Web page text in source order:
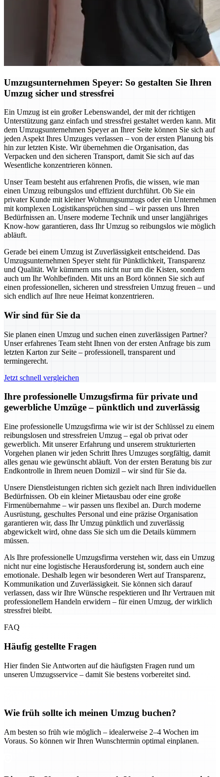
Umzugsunternehmen Speyer: So gestalten Sie Ihren
Umzug sicher und stressfrei
Ein Umzug ist ein großer Lebenswandel, der mit der richtigen
Unterstützung ganz einfach und stressfrei gestaltet werden kann. Mit
dem Umzugsunternehmen Speyer an Ihrer Seite können Sie sich auf
jeden Aspekt Ihres Umzuges verlassen – von der ersten Planung bis
hin zur letzten Kiste. Wir übernehmen die Organisation, das
Verpacken und den sicheren Transport, damit Sie sich auf das
Wesentliche konzentrieren können.
Unser Team besteht aus erfahrenen Profis, die wissen, wie man
einen Umzug reibungslos und effizient durchführt. Ob Sie ein
privater Kunde mit kleiner Wohnungsumzugs oder ein Unternehmen
mit komplexen Logistikansprüchen sind – wir passen uns Ihren
Bedürfnissen an. Unsere moderne Technik und unser langjähriges
Know-how garantieren, dass Ihr Umzug so reibungslos wie möglich
abläuft.
Gerade bei einem Umzug ist Zuverlässigkeit entscheidend. Das
Umzugsunternehmen Speyer steht für Pünktlichkeit, Transparenz
und Qualität. Wir kümmern uns nicht nur um die Kisten, sondern
auch um Ihr Wohlbefinden. Mit uns an Bord können Sie sich auf
einen professionellen, sicheren und stressfreien Umzug freuen – und
sich endlich auf Ihre neue Heimat konzentrieren.
Wir sind für Sie da
Sie planen einen Umzug und suchen einen zuverlässigen Partner?
Unser erfahrenes Team steht Ihnen von der ersten Anfrage bis zum
letzten Karton zur Seite – professionell, transparent und
termingerecht.
Jetzt schnell vergleichen
Ihre professionelle Umzugsfirma für private und
gewerbliche Umzüge – pünktlich und zuverlässig
Eine professionelle Umzugsfirma wie wir ist der Schlüssel zu einem
reibungslosen und stressfreien Umzug – egal ob privat oder
gewerblich. Mit unserer Erfahrung und unserem strukturierten
Vorgehen planen wir jeden Schritt Ihres Umzuges sorgfältig, damit
alles genau wie gewünscht abläuft. Von der ersten Beratung bis zur
Endkontrolle in Ihrem neuen Domizil – wir sind für Sie da.
Unsere Dienstleistungen richten sich gezielt nach Ihren individuellen
Bedürfnissen. Ob ein kleiner Mietausbau oder eine große
Firmenübernahme – wir passen uns flexibel an. Durch moderne
Ausrüstung, geschultes Personal und eine präzise Organisation
garantieren wir, dass Ihr Umzug pünktlich und zuverlässig
abgewickelt wird, ohne dass Sie sich um die Details kümmern
müssen.
Als Ihre professionelle Umzugsfirma verstehen wir, dass ein Umzug
nicht nur eine logistische Herausforderung ist, sondern auch eine
emotionale. Deshalb legen wir besonderen Wert auf Transparenz,
Kommunikation und Zuverlässigkeit. Sie können sich darauf
verlassen, dass wir Ihre Wünsche respektieren und Ihr Vertrauen mit
professionellem Handeln erwidern – für einen Umzug, der wirklich
stressfrei bleibt.
FAQ
Häufig gestellte Fragen
Hier finden Sie Antworten auf die häufigsten Fragen rund um
unseren Umzugsservice – damit Sie bestens vorbereitet sind.
Wie früh sollte ich meinen Umzug buchen?
Am besten so früh wie möglich – idealerweise 2–4 Wochen im
Voraus. So können wir Ihren Wunschtermin optimal einplanen.